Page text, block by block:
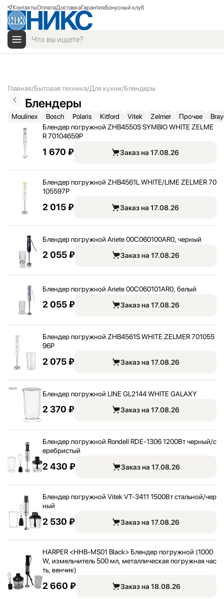
КонтактыОплатаДоставкаГарантияБонусный клуб
Главная Бытовая техника Для кухни Блендеры
Блендеры
Moulinex Bosch Polaris Kitford Vitek Zelmer Прочее
Блендер погружной ZHB4550S SYMBIO WHITE ZELME
R 70104659P
1 670 ₽ Заказ на 17.08.26
Блендер погружной ZHB4561L WHITE/LIME ZELMER 70
105597P
2 015 ₽ Заказ на 17.08.26
Блендер погружной Ariete 00C060100AR0, черный
2 055 ₽ Заказ на 17.08.26
Блендер погружной Ariete 00C060101AR0, белый
2 055 ₽ Заказ на 17.08.26
Блендер погружной ZHB4561S WHITE ZELMER 701055
96P
2 075 ₽ Заказ на 17.08.26
Блендер погружной LINE GL2144 WHITE GALAXY
2 370 ₽ Заказ на 17.08.26
Блендер погружной Rondell RDE-1306 1200Вт черный/с
еребристый
2 430 ₽ Заказ на 17.08.26
Блендер погружной Vitek VT-3411 1500Вт стальной/чер
ный
2 530 ₽ Заказ на 17.08.26
HARPER <HHB-MS01 Black> Блендер погружной (1000
W, измельчитель 500 мл, металлическая погружная час
ть, венчик)
2 660 ₽ Заказ на 18.08.26